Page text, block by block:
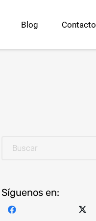
Blog Contacto
Síguenos en: